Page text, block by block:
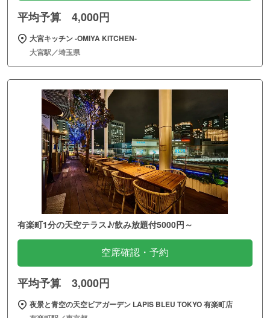
平均予算 4,000円
大宮キッチン ‐OMIYA KITCHEN‐
大宮駅／埼玉県
有楽町1分の天空テラス♪/飲み放題付5000円～
空席確認・予約
平均予算 3,000円
夜景と青空の天空ビアガーデン LAPIS BLEU TOKYO 有楽町店